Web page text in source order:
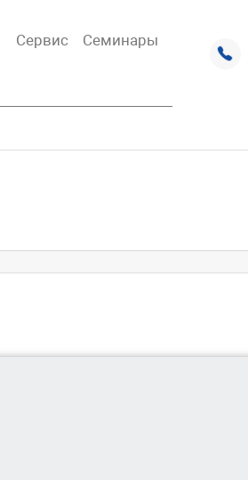
Сервис Семинары